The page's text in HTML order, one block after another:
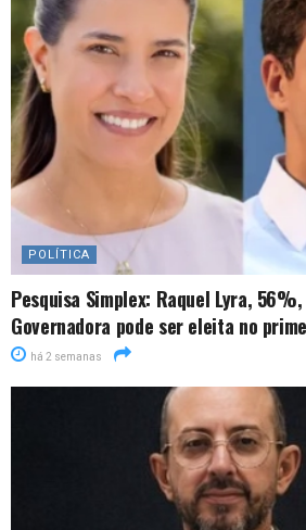
POLÍTICA
Pesquisa Simplex: Raquel Lyra,
Governadora pode ser eleita no
há 2 semanas